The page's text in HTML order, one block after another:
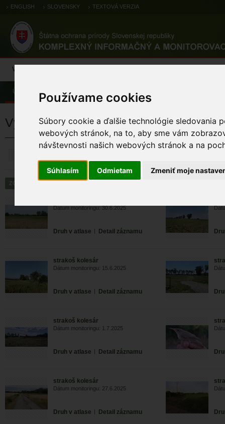
Používame cookies
Súbory cookie a ďalšie technológie sledovania
webových stránok, na to, aby sme vám
návštevnosti našich webových stránok a na
Súhlasím Odmietam Zmeniť moje
ENGLISH SLOVENSKY TEXTOVÁ VERZIA
Výsledky monitoringu
Úvod
Výsledky monitoringu
Dátum monitoringu: 30.6.2025
Druh v atlase | Detail záznamu
strakoš kolesár
Dátum monitoringu: 15.6.2025
Druh v atlase | Detail záznamu
strakoš kolesár
Dátum monitoringu: 1.7.2025
Druh v atlase | Detail záznamu
strakoš kolesár
Dátum monitoringu: 27.6.2025
Druh v atlase | Detail záznamu